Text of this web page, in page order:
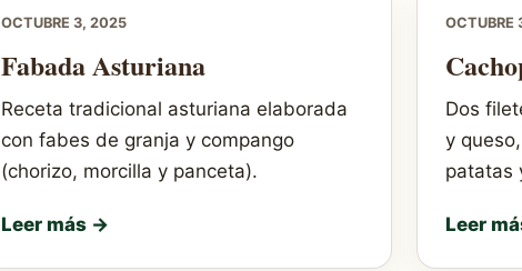
OCTUBRE 3, 2025
Fabada Asturiana
Receta tradicional asturiana elaborada
con fabes de granja y compango
(chorizo, morcilla y panceta).
Leer más →
OCTUBRE
Dos
y
patatas
Leer